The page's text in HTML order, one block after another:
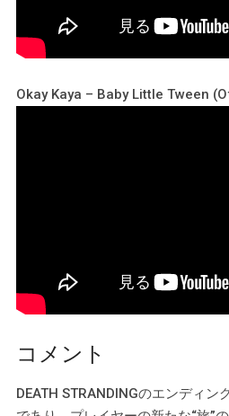
Okay Kaya – Baby Little Tween
コメント
DEATH STRANDINGのエンディン